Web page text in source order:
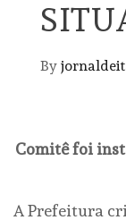
By
Comitê foi
A Prefeitura